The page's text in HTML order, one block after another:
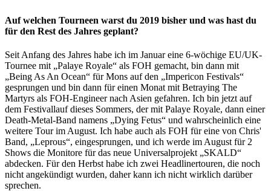
Auf welchen Tourneen warst du 2019 bisher und was hast du
für den Rest des Jahres geplant?
Seit Anfang des Jahres habe ich im Januar eine 6-wöchige EU/UK-
Tournee mit „Palaye Royale“ als FOH gemacht, bin dann mit
„Being As An Ocean“ für Mons auf den „Impericon Festivals“
gesprungen und bin dann für einen Monat mit Betraying The
Martyrs als FOH-Engineer nach Asien gefahren. Ich bin jetzt auf
dem Festivallauf dieses Sommers, der mit Palaye Royale, dann einer
Death-Metal-Band namens „Dying Fetus“ und wahrscheinlich eine
weitere Tour im August. Ich habe auch als FOH für eine von Chris'
Band, „Leprous“, eingesprungen, und ich werde im August für 2
Shows die Monitore für das neue Universalprojekt „SKALD“
abdecken. Für den Herbst habe ich zwei Headlinertouren, die noch
nicht angekündigt wurden, daher kann ich nicht wirklich darüber
sprechen.